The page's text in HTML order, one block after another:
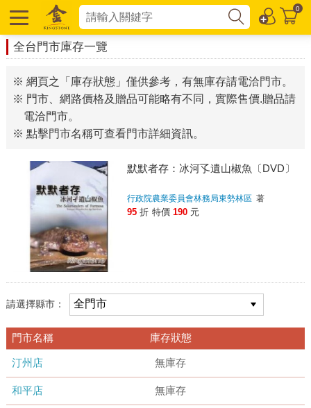
0
全台門市庫存一覽
※ 網頁之「庫存狀態」僅供參考，有無庫存請電洽門市。
※ 門市、網路價格及贈品可能略有不同，實際售價.贈品請
電洽門市。
※ 點擊門市名稱可查看門市詳細資訊。
默默者存：冰河孓遺山椒魚〔DVD〕
行政院農業委員會林務局東勢林區 著
95 折 特價 190 元
請選擇縣市：
門市名稱 庫存狀態
汀州店 無庫存
和平店 無庫存